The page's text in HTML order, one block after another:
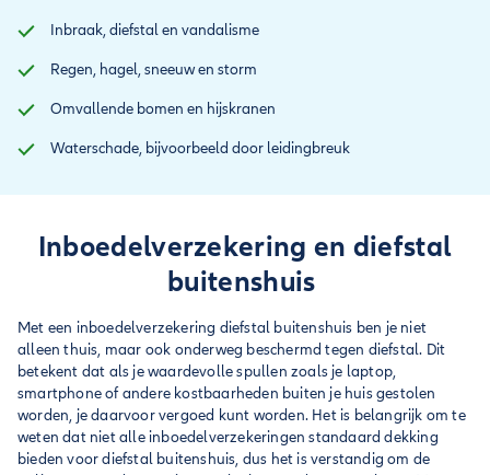
Inbraak, diefstal en vandalisme
Regen, hagel, sneeuw en storm
Omvallende bomen en hijskranen
Waterschade, bijvoorbeeld door leidingbreuk
Inboedelverzekering en diefstal
buitenshuis
Met een inboedelverzekering diefstal buitenshuis ben je niet
alleen thuis, maar ook onderweg beschermd tegen diefstal. Dit
betekent dat als je waardevolle spullen zoals je laptop,
smartphone of andere kostbaarheden buiten je huis gestolen
worden, je daarvoor vergoed kunt worden. Het is belangrijk om te
weten dat niet alle inboedelverzekeringen standaard dekking
bieden voor diefstal buitenshuis, dus het is verstandig om de